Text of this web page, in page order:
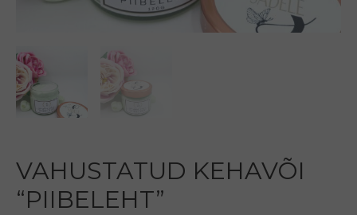
VAHUSTATUD KEHAVÕI
“PIIBELEHT”